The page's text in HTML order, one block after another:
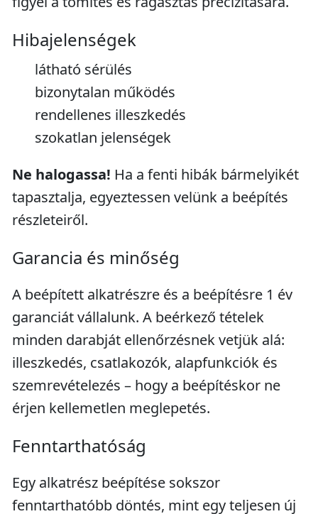
Hibajelenségek
látható sérülés
bizonytalan működés
rendellenes illeszkedés
szokatlan jelenségek
Ne halogassa! Ha a fenti hibák bármelyikét
tapasztalja, egyeztessen velünk a beépítés
részleteiről.
Garancia és minőség
A beépített alkatrészre és a beépítésre 1 év
garanciát vállalunk. A beérkező tételek
minden darabját ellenőrzésnek vetjük alá:
illeszkedés, csatlakozók, alapfunkciók és
szemrevételezés – hogy a beépítéskor ne
érjen kellemetlen meglepetés.
Fenntarthatóság
Egy alkatrész beépítése sokszor
fenntarthatóbb döntés, mint egy teljesen új